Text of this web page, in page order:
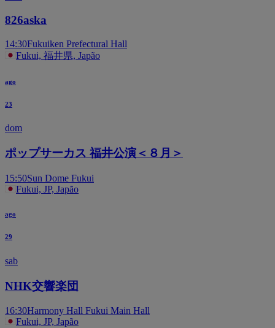
826aska
14:30Fukuiken Prefectural Hall
Fukui, 福井県, Japão
ago
23
dom
ポップサーカス 福井公演＜８月＞
15:50Sun Dome Fukui
Fukui, JP, Japão
ago
29
sab
NHK交響楽団
16:30Harmony Hall Fukui Main Hall
Fukui, JP, Japão